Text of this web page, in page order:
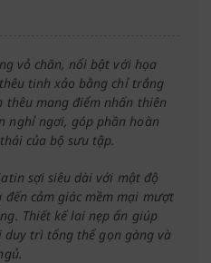
vỏ chăn, nổi bật với họa
tinh xảo bằng chỉ trắng
mang điểm nhấn thiên
nghỉ ngơi, góp phần hoàn
của bộ sưu tập.
sợi siêu dài với mật độ
cảm giác mềm mại mượt
Thiết kế lai nẹp ẩn giúp
trì tổng thể gọn gàng và